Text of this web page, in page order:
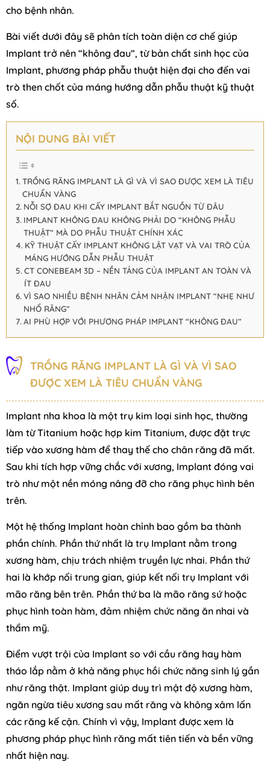
cho bệnh nhân.
Bài viết dưới đây sẽ phân tích toàn diện cơ chế giúp
Implant trở nên “không đau”, từ bản chất sinh học của
Implant, phương pháp phẫu thuật hiện đại cho đến vai
trò then chốt của máng hướng dẫn phẫu thuật kỹ thuật
số.
NỘI DUNG BÀI VIẾT
TRỒNG RĂNG IMPLANT LÀ GÌ VÀ VÌ SAO ĐƯỢC XEM LÀ TIÊU
CHUẨN VÀNG
NỖI SỢ ĐAU KHI CẤY IMPLANT BẮT NGUỒN TỪ ĐÂU
IMPLANT KHÔNG ĐAU KHÔNG PHẢI DO “KHÔNG PHẪU
THUẬT” MÀ DO PHẪU THUẬT CHÍNH XÁC
KỸ THUẬT CẤY IMPLANT KHÔNG LẬT VẠT VÀ VAI TRÒ CỦA
MÁNG HƯỚNG DẪN PHẪU THUẬT
CT CONEBEAM 3D – NỀN TẢNG CỦA IMPLANT AN TOÀN VÀ
ÍT ĐAU
VÌ SAO NHIỀU BỆNH NHÂN CẢM NHẬN IMPLANT “NHẸ NHƯ
NHỔ RĂNG”
AI PHÙ HỢP VỚI PHƯƠNG PHÁP IMPLANT “KHÔNG ĐAU”
TRỒNG RĂNG IMPLANT LÀ GÌ VÀ VÌ SAO
ĐƯỢC XEM LÀ TIÊU CHUẨN VÀNG
Implant nha khoa là một trụ kim loại sinh học, thường
làm từ Titanium hoặc hợp kim Titanium, được đặt trực
tiếp vào xương hàm để thay thế cho chân răng đã mất.
Sau khi tích hợp vững chắc với xương, Implant đóng vai
trò như một nền móng nâng đỡ cho răng phục hình bên
trên.
Một hệ thống Implant hoàn chỉnh bao gồm ba thành
phần chính. Phần thứ nhất là trụ Implant nằm trong
xương hàm, chịu trách nhiệm truyền lực nhai. Phần thứ
hai là khớp nối trung gian, giúp kết nối trụ Implant với
mão răng bên trên. Phần thứ ba là mão răng sứ hoặc
phục hình toàn hàm, đảm nhiệm chức năng ăn nhai và
thẩm mỹ.
Điểm vượt trội của Implant so với cầu răng hay hàm
tháo lắp nằm ở khả năng phục hồi chức năng sinh lý gần
như răng thật. Implant giúp duy trì mật độ xương hàm,
ngăn ngừa tiêu xương sau mất răng và không xâm lấn
các răng kế cận. Chính vì vậy, Implant được xem là
phương pháp phục hình răng mất tiên tiến và bền vững
nhất hiện nay.